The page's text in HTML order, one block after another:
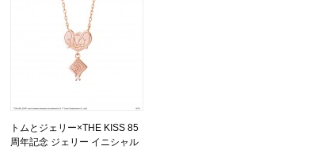
トムとジェリー×THE KISS 85
周年記念 ジェリー イニシャル